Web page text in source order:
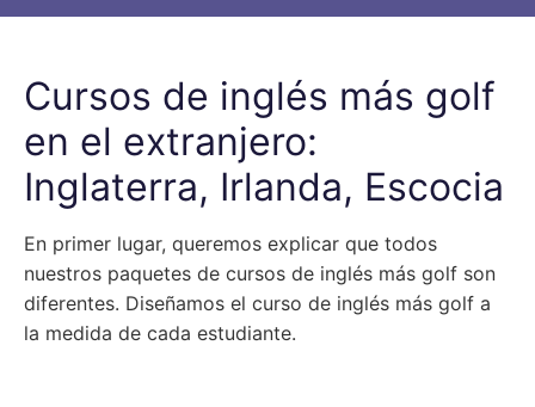
Cursos de inglés más golf
en el extranjero:
Inglaterra, Irlanda, Escocia
En primer lugar, queremos explicar que todos
nuestros paquetes de cursos de inglés más golf son
diferentes. Diseñamos el curso de inglés más golf a
la medida de cada estudiante.